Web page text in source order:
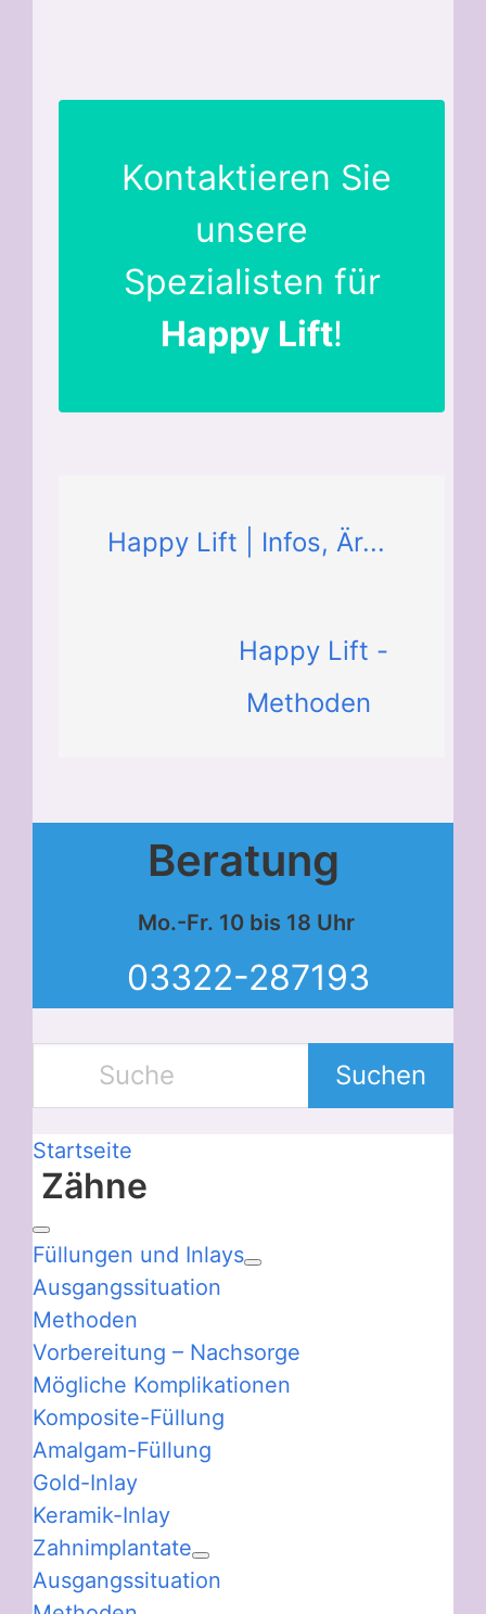
Kontaktieren Sie
unsere
Spezialisten für
Happy Lift!
Happy Lift | Infos, Är...
Happy Lift -
Methoden
Beratung
Mo.-Fr. 10 bis 18 Uhr
03322-287193
Suchen
Startseite
Zähne
Füllungen und Inlays
Ausgangssituation
Methoden
Vorbereitung – Nachsorge
Mögliche Komplikationen
Komposite-Füllung
Amalgam-Füllung
Gold-Inlay
Keramik-Inlay
Zahnimplantate
Ausgangssituation